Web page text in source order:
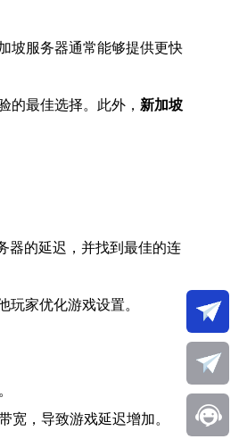
坡服务器通常能够提供更快
的最佳选择。此外， 新加坡
器的延迟，并找到最佳的连
玩家优化游戏设置。
宽，导致游戏延迟增加。